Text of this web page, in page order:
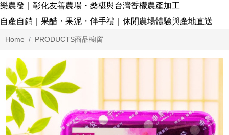
樂農發｜彰化友善農場・桑椹與台灣香檬農產加工
自產自銷｜果醋・果泥・伴手禮｜休閒農場體驗與產地直送
Home PRODUCTS商品櫥窗